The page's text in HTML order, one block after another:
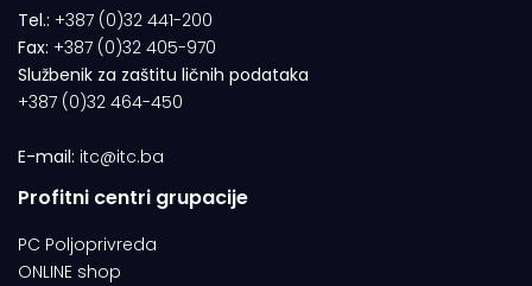
Tel.: +387 (0)32 441-200
Fax: +387 (0)32 405-970
Službenik za zaštitu ličnih podataka
+387 (0)32 464-450
E-mail: itc@itc.ba
Profitni centri grupacije
PC Poljoprivreda
ONLINE shop